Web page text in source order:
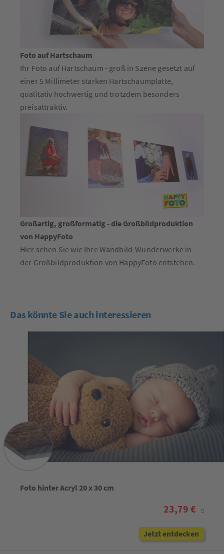
Foto auf Hartschaum
Ihr Foto auf Hartschaum - groß in Szene gesetzt auf
einer 5 Millimeter starken Hartschaumplatte,
qualitativ hochwertig und trotzdem besonders
preisattraktiv.
Großartig, großformatig - die Großbildproduktion
von HappyFoto
Hier sehen Sie wie Ihre Wandbild-Wunderwerke in
der Großbildproduktion von HappyFoto entstehen.
Das könnte Sie auch interessieren
Foto hinter Acryl 20 x 30 cm
23,79 €
Jetzt entdecken